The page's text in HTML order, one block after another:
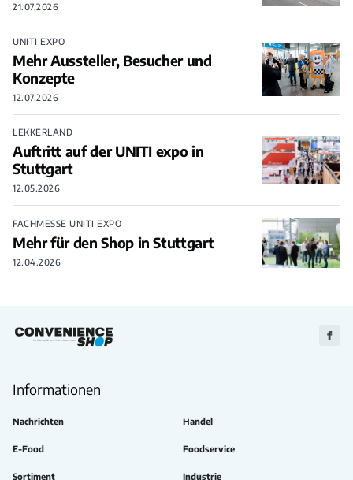
21.07.2026
UNITI EXPO
Mehr Aussteller, Besucher und
Konzepte
12.07.2026
LEKKERLAND
Auftritt auf der UNITI expo in
Stuttgart
12.05.2026
FACHMESSE UNITI EXPO
Mehr für den Shop in Stuttgart
12.04.2026
Zu
Informationen
Nachrichten Handel
E-Food Foodservice
Sortiment Industrie